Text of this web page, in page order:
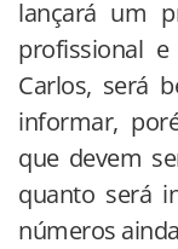
lançará um
profissional
Carlos, será
informar,
que devem
quanto será
números